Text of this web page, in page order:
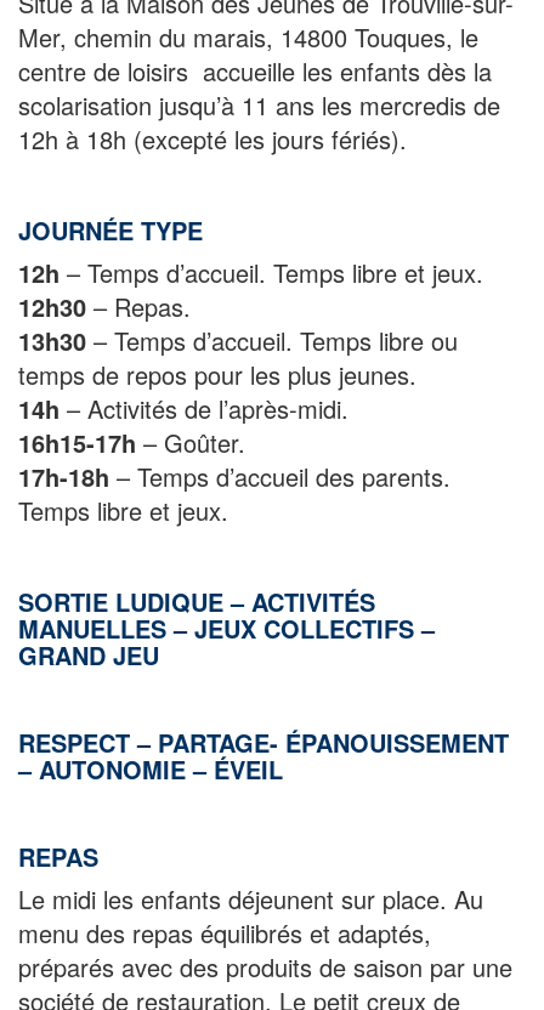
Mer, chemin du marais, 14800 Touques, le
centre de loisirs accueille les enfants dès la
scolarisation jusqu’à 11 ans les mercredis de
12h à 18h (excepté les jours fériés).
JOURNÉE TYPE
12h – Temps d’accueil. Temps libre et jeux.
12h30 – Repas.
13h30 – Temps d’accueil. Temps libre ou
temps de repos pour les plus jeunes.
14h – Activités de l’après-midi.
16h15-17h – Goûter.
17h-18h – Temps d’accueil des parents.
Temps libre et jeux.
SORTIE LUDIQUE – ACTIVITÉS
MANUELLES – JEUX COLLECTIFS –
GRAND JEU
RESPECT – PARTAGE- ÉPANOUISSEMENT
– AUTONOMIE – ÉVEIL
REPAS
Le midi les enfants déjeunent sur place. Au
menu des repas équilibrés et adaptés,
préparés avec des produits de saison par une
société de restauration. Le petit creux de